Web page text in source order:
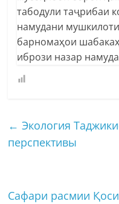
табодули таҷрибаи
намудани
барномаҳои
ибрози назар
← Экология
перспективы
Сафари расмии